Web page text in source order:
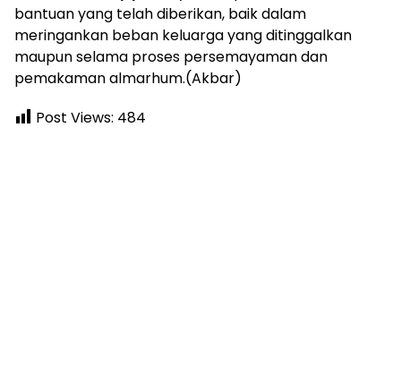
bantuan yang telah diberikan, baik dalam
meringankan beban keluarga yang ditinggalkan
maupun selama proses persemayaman dan
pemakaman almarhum.(Akbar)
Post Views: 484